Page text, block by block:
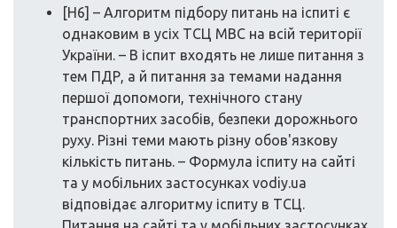
[H6] – Алгоритм підбору питань на іспиті є
однаковим в усіх ТСЦ МВС на всій території
України. – В іспит входять не лише питання з
тем ПДР, а й питання за темами надання
першої допомоги, технічного стану
транспортних засобів, безпеки дорожнього
руху. Різні теми мають різну обов'язкову
кількість питань. – Формула іспиту на сайті
та у мобільних застосунках vodiy.ua
відповідає алгоритму іспиту в ТСЦ.